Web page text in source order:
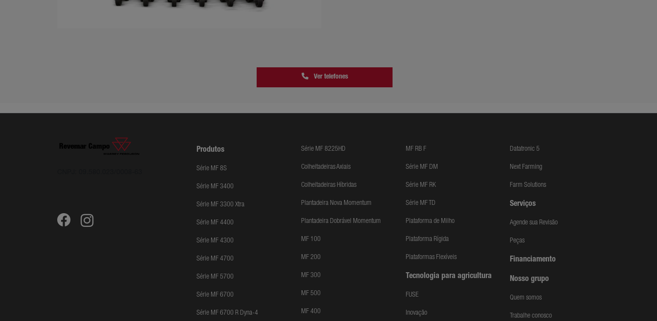
Ver telefones
Produtos
Série MF 8S
Série MF 3400
Série MF 3300 Xtra
Série MF 4400
Série MF 4300
Série MF 4700
Série MF 5700
Série MF 6700
Série MF 6700 R Dyna-4
Série MF 8225HD
Colheitadeiras Axiais
Colheitadeiras Híbridas
Plantadeira Nova Momentum
Plantadeira Dobrável Momentum
MF 100
MF 200
MF 300
MF 500
MF 400
MF RB F
Série MF DM
Série MF RK
Série MF TD
Plataforma de Milho
Plataforma Rígida
Plataformas Flexíveis
Tecnologia para agricultura
FUSE
Inovação
Datatronic 5
Next Farming
Farm Solutions
Serviços
Agende sua Revisão
Peças
Financiamento
Nosso grupo
Quem somos
Trabalhe conosco